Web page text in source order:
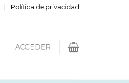
Política de privacidad
ACCEDER